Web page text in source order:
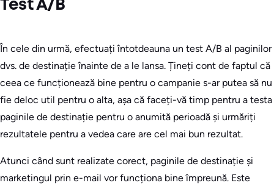
Test A/B
În cele din urmă, efectuați întotdeauna un test A/B al paginilor
dvs. de destinație înainte de a le lansa. Țineți cont de faptul că
ceea ce funcționează bine pentru o campanie s-ar putea să nu
fie deloc util pentru o alta, așa că faceți-vă timp pentru a testa
paginile de destinație pentru o anumită perioadă și urmăriți
rezultatele pentru a vedea care are cel mai bun rezultat.
Atunci când sunt realizate corect, paginile de destinație și
marketingul prin e-mail vor funcționa bine împreună. Este